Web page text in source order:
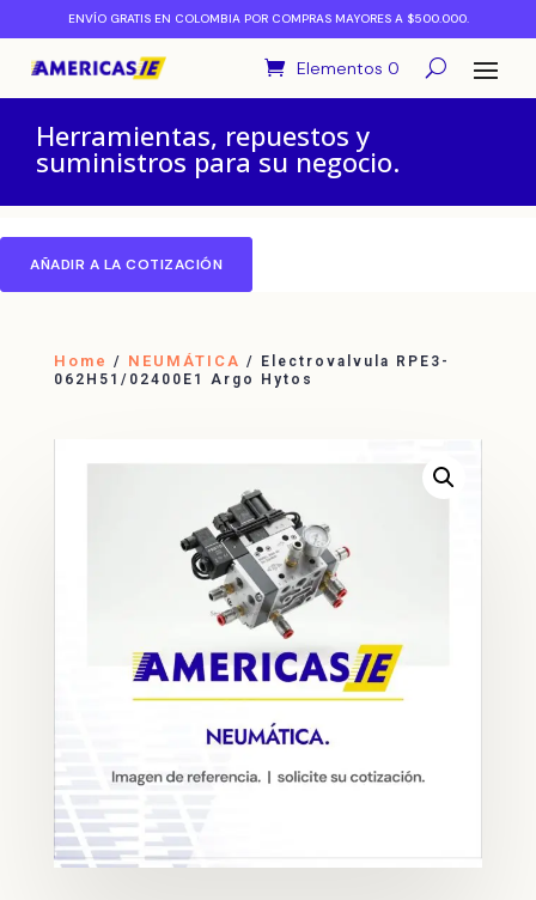
ENVÍO GRATIS EN COLOMBIA POR COMPRAS MAYORES A $500.000.
Elementos 0
Herramientas, repuestos y
suministros para su negocio.
AÑADIR A LA COTIZACIÓN
Home / NEUMÁTICA / Electrovalvula RPE3-
062H51/02400E1 Argo Hytos